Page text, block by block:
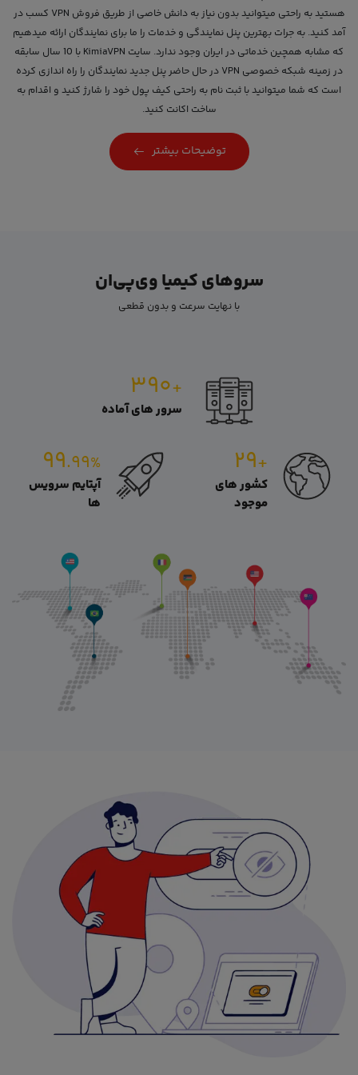
هستید به راحتی میتوانید بدون نیاز به دانش خاصی از طریق فروش VPN کسب در
آمد کنید. به جرات بهترین پنل نمایندگی و خدمات را ما برای نمایندگان ارائه میدهیم
که مشابه همچین خدماتی در ایران وجود ندارد. سایت KimiaVPN با 10 سال سابقه
در زمینه شبکه خصوصی VPN در حال حاضر پنل جدید نمایندگان را راه اندازی کرده
است که شما میتوانید با ثبت نام به راحتی کیف پول خود را شارژ کنید و اقدام به
ساخت اکانت کنید.
توضیحات بیشتر
سروهای کیمیا وی‌پی‌ان
با نهایت سرعت و بدون قطعی
+۳۹۰
سرور های آماده
+۲۹
کشور های
موجود
۹۹.۹۹%
آپتایم سرویس
ها